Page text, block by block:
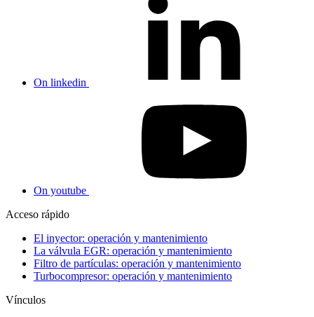
On linkedin
On youtube
Acceso rápido
El inyector: operación y mantenimiento
La válvula EGR: operación y mantenimiento
Filtro de partículas: operación y mantenimiento
Turbocompresor: operación y mantenimiento
Vínculos